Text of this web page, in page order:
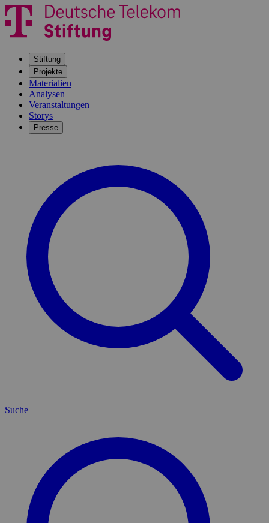
Stiftung
Projekte
Materialien
Analysen
Veranstaltungen
Storys
Presse
Suche